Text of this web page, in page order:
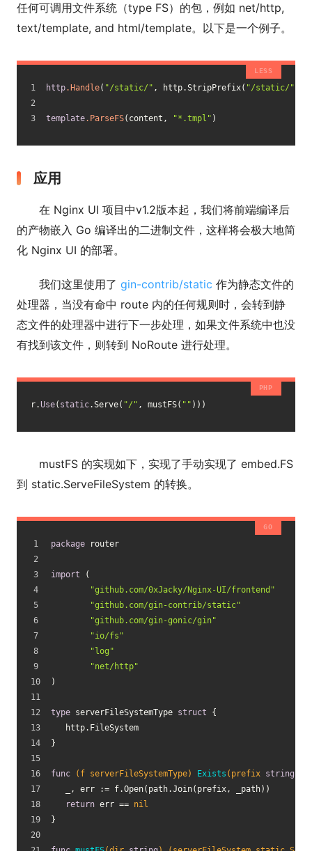
任何可调用文件系统（type FS）的包，例如 net/http,
text/template, and html/template。以下是一个例子。
http.Handle( "/static/" , http.StripPrefix( "/static/"
template.ParseFS(content, "*.tmpl" )
应用
在 Nginx UI 项目中v1.2版本起，我们将前端编译后
的产物嵌入 Go 编译出的二进制文件，这样将会极大地简
化 Nginx UI 的部署。
我们这里使用了 gin-contrib/static 作为静态文件的
处理器，当没有命中 route 内的任何规则时，会转到静
态文件的处理器中进行下一步处理，如果文件系统中也没
有找到该文件，则转到 NoRoute 进行处理。
r.Use( static.Serve( "/" , mustFS( "" )))
mustFS 的实现如下，实现了手动实现了 embed.FS
到 static.ServeFileSystem 的转换。
package router
import (
"github.com/0xJacky/Nginx-UI/frontend"
"github.com/gin-contrib/static"
"github.com/gin-gonic/gin"
"io/fs"
"log"
"net/http"
)
type serverFileSystemType struct {
   http.FileSystem
}
func (f serverFileSystemType) Exists (prefix string
   _, err := f.Open(path.Join(prefix, _path))
return err == nil
}